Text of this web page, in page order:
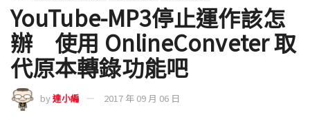
YouTube-MP3停止運作該怎
辦 使用 OnlineConveter 取
代原本轉錄功能吧
by達小編 2017 年 09 月 06 日